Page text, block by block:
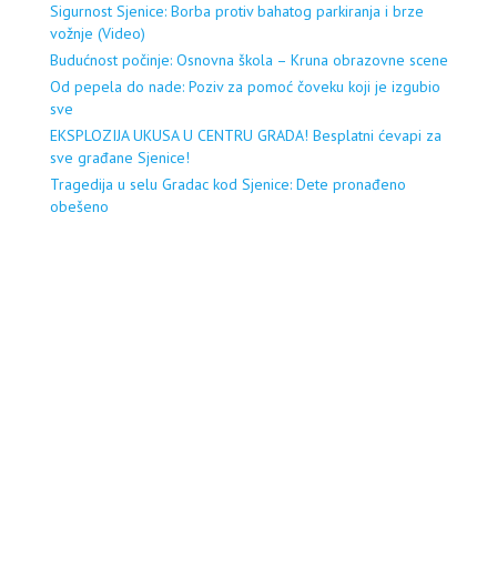
Sigurnost Sjenice: Borba protiv bahatog parkiranja i brze
vožnje (Video)
Budućnost počinje: Osnovna škola – Kruna obrazovne scene
Od pepela do nade: Poziv za pomoć čoveku koji je izgubio
sve
EKSPLOZIJA UKUSA U CENTRU GRADA! Besplatni ćevapi za
sve građane Sjenice!
Tragedija u selu Gradac kod Sjenice: Dete pronađeno
obešeno